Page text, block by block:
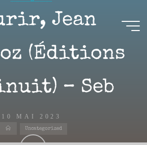
Jean
(Éditions
– Seb
10 MAI 2023
AccueilUncategorized